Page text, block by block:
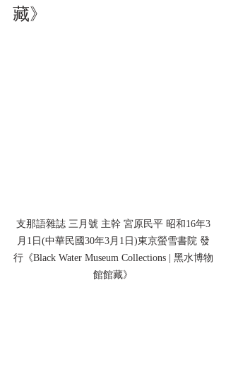
藏》
支那語雜誌 三月號 主幹 宮原民平 昭和16年3
月1日(中華民國30年3月1日)東京螢雪書院 發
行《Black Water Museum Collections | 黑水博物
館館藏》